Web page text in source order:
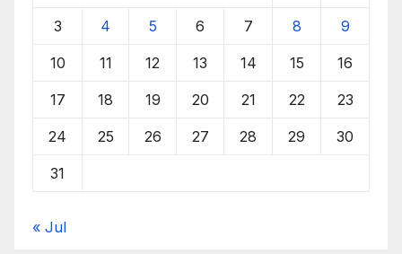
3 4 5 6 7 8 9
10 11 12 13 14 15 16
17 18 19 20 21 22 23
24 25 26 27 28 29 30
31
« Jul